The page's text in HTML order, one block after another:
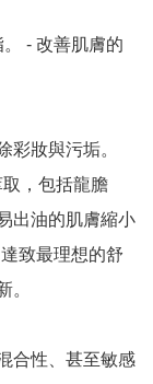
- 改善肌膚的
彩妝與污垢。
，包括龍膽
出油的肌膚縮小
致最理想的舒
。
合性、甚至敏感